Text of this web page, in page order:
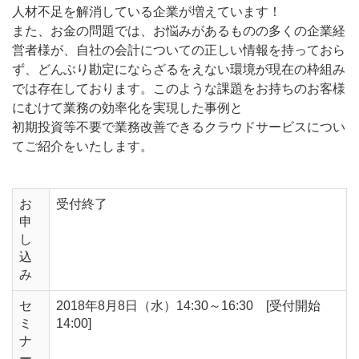
人材不足を解消している企業が増えています！
また、お金の問題では、お悩みがあるものの多くの企業経
営者様が、自社の会計についての正しい情報を持っておら
ず、どんぶり勘定にならざるをえない環境が現在の枠組み
では存在しております。このような課題をお持ちのお客様
にむけて業務の効率化を実現した事例と
初期投資等不要で業務改善できるクラウドサービスについ
てご紹介をいたします。
お
申
し
込
み
受付終了
セ
ミ
ナ
2018年8月8日（水）14:30～16:30 [受付開始
14:00]